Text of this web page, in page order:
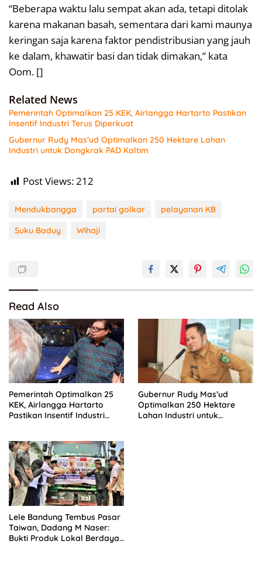
“Beberapa waktu lalu sempat akan ada, tetapi ditolak
karena makanan basah, sementara dari kami maunya
keringan saja karena faktor pendistribusian yang jauh
ke dalam, khawatir basi dan tidak dimakan,” kata
Oom. []
Related News
Pemerintah Optimalkan 25 KEK, Airlangga Hartarto Pastikan
Insentif Industri Terus Diperkuat
Gubernur Rudy Mas’ud Optimalkan 250 Hektare Lahan
Industri untuk Dongkrak PAD Kaltim
Post Views:212
Mendukbangga partai golkar
pelayanan KB
Suku Baduy
Wihaji
Read Also
Pemerintah Optimalkan 25
KEK, Airlangga Hartarto
Pastikan Insentif Industri
Gubernur Rudy Mas’ud
Optimalkan 250 Hektare
Lahan Industri untuk
Lele Bandung Tembus Pasar
Taiwan, Dadang M Naser:
Bukti Produk Lokal Berdaya